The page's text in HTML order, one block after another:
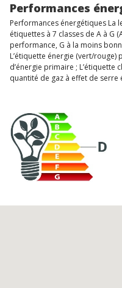
Performances
Performances énergétiques La
étiquettes à 7 classes de A à G
performance, G à la moins
L’étiquette énergie (vert/
d’énergie primaire ;
quantité de gaz à effet de serre